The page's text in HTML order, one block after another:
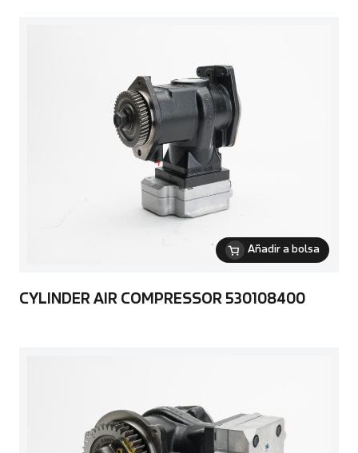
Añadir a bolsa
CYLINDER AIR COMPRESSOR 530108400